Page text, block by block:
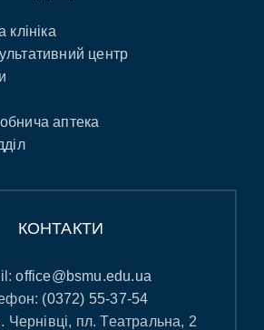
клініка
центр
аптека
КОНТАКТИ
office@bsmu.edu.ua
(0372) 55-37-54
Чернівці, пл. Театральна, 2